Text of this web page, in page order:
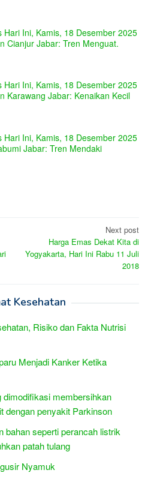
Hari Ini, Kamis, 18 Desember 2025
Cianjur Jabar: Tren Menguat.
Hari Ini, Kamis, 18 Desember 2025
Karawang Jabar: Kenaikan Kecil
Hari Ini, Kamis, 18 Desember 2025
Jabar: Tren Mendaki
Next post
Harga Emas Dekat Kita di
Yogyakarta, Hari Ini Rabu 11 Juli
2018
Kesehatan
Risiko dan Fakta Nutrisi
Menjadi Kanker Ketika
dimodifikasi membersihkan
dengan penyakit Parkinson
bahan seperti perancah listrik
patah tulang
Nyamuk